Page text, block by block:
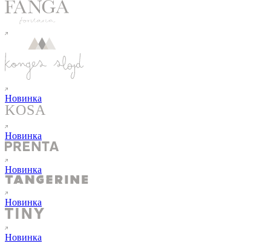
Новинка
Новинка
Новинка
Новинка
Новинка